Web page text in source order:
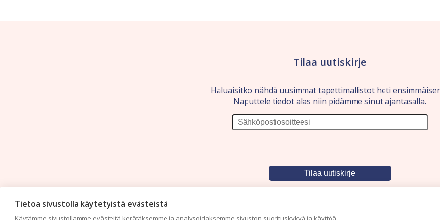
Tietoa sivustolla käytetyistä evästeistä
Käytämme sivustollamme evästeitä kerätäksemme ja analysoidaksemme sivuston suorituskykyä ja käyttöä,
Tilaa uutiskirje
Haluaisitko nähdä uusimmat tapettimallistot heti
Naputtele tiedot alas niin pidämme sinut ajantasalla.